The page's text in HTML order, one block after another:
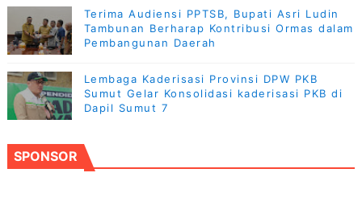
Terima Audiensi PPTSB, Bupati Asri Ludin
Tambunan Berharap Kontribusi Ormas dalam
Pembangunan Daerah
Lembaga Kaderisasi Provinsi DPW PKB
Sumut Gelar Konsolidasi kaderisasi PKB di
Dapil Sumut 7
SPONSOR